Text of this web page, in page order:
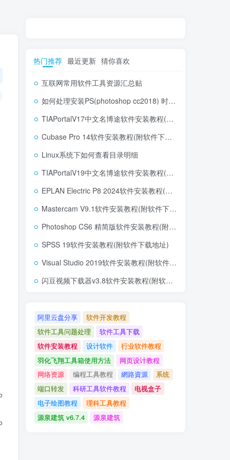
热门推荐 最近更新 猜你喜欢
互联网常用软件工具资源汇总贴
如何处理安装PS(photoshop cc2018) 时，提示系统或者IE浏览器需要升级
TIAPortalV17中文名博途软件安装教程(附软件下载地址)
Cubase Pro 14软件安装教程(附软件下载地址)
Linux系统下如何查看目录明细
TIAPortalV19中文名博途软件安装教程(附软件下载地址)
EPLAN Electric P8 2024软件安装教程(附软件下载地址)
Mastercam V9.1软件安装教程(附软件下载地址)
Photoshop CS6 精简版软件安装教程(附软件下载地址)
SPSS 19软件安装教程(附软件下载地址)
Visual Studio 2019软件安装教程(附软件下载地址)
闪豆视频下载器v3.8软件安装教程(附软件下载地址)
阿里云盘分享
软件开发教程
软件工具问题处理
软件工具下载
软件安装教程
设计软件
行业软件教程
羽化飞翔工具箱使用方法
网页设计教程
网络资源
编程工具教程 網路資源
系统
端口转发
科研工具软件教程
电视盒子
电子绘图教程
理科工具教程
源泉建筑 v6.7.4
源泉建筑